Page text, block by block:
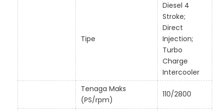
Tipe
Diesel 4
Stroke;
Direct
Injection;
Turbo
Charge
Intercooler
Tenaga Maks
(PS/rpm)
110/2800